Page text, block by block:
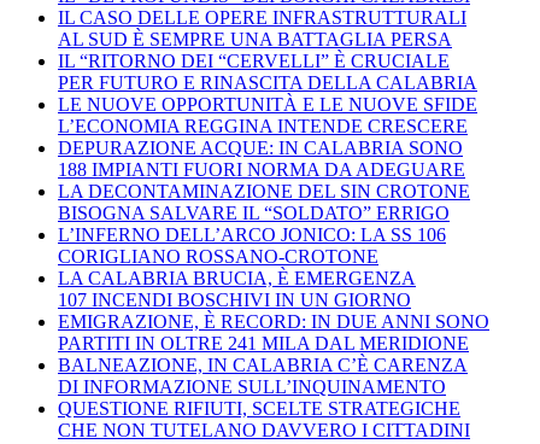
IL CASO DELLE OPERE INFRASTRUTTURALI
AL SUD È SEMPRE UNA BATTAGLIA PERSA
IL “RITORNO DEI “CERVELLI” È CRUCIALE
PER FUTURO E RINASCITA DELLA CALABRIA
LE NUOVE OPPORTUNITÀ E LE NUOVE SFIDE
L’ECONOMIA REGGINA INTENDE CRESCERE
DEPURAZIONE ACQUE: IN CALABRIA SONO
188 IMPIANTI FUORI NORMA DA ADEGUARE
LA DECONTAMINAZIONE DEL SIN CROTONE
BISOGNA SALVARE IL “SOLDATO” ERRIGO
L’INFERNO DELL’ARCO JONICO: LA SS 106
CORIGLIANO ROSSANO-CROTONE
LA CALABRIA BRUCIA, È EMERGENZA
107 INCENDI BOSCHIVI IN UN GIORNO
EMIGRAZIONE, È RECORD: IN DUE ANNI SONO
PARTITI IN OLTRE 241 MILA DAL MERIDIONE
BALNEAZIONE, IN CALABRIA C’È CARENZA
DI INFORMAZIONE SULL’INQUINAMENTO
QUESTIONE RIFIUTI, SCELTE STRATEGICHE
CHE NON TUTELANO DAVVERO I CITTADINI